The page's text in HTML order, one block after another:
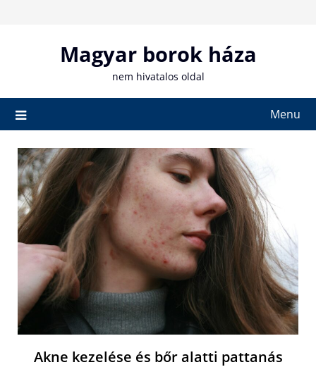
Magyar borok háza
nem hivatalos oldal
Menu
Akne kezelése és bőr alatti pattanás